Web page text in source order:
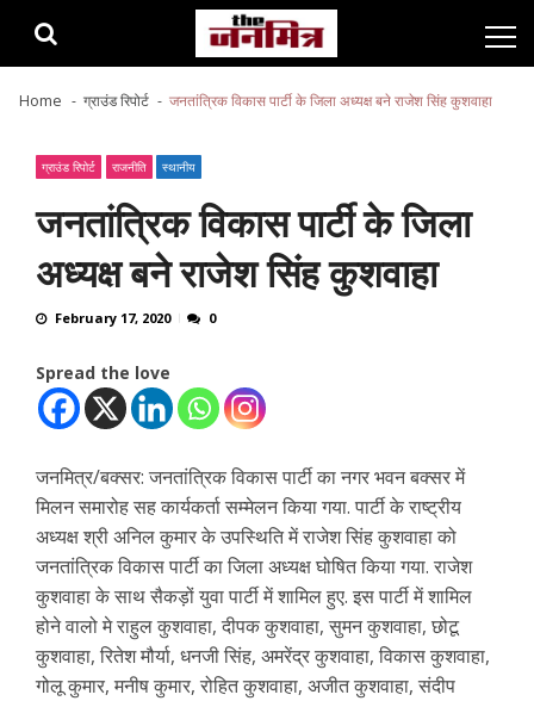
Home ग्राउंड रिपोर्ट जनतांत्रिक विकास पार्टी के जिला अध्यक्ष बने राजेश सिंह कुशवाहा
ग्राउंड रिपोर्ट राजनीति स्थानीय
जनतांत्रिक विकास पार्टी के जिला
अध्यक्ष बने राजेश सिंह कुशवाहा
February 17, 2020 0
Spread the love
जनमित्र/बक्सर: जनतांत्रिक विकास पार्टी का नगर भवन बक्सर में
मिलन समारोह सह कार्यकर्ता सम्मेलन किया गया. पार्टी के राष्ट्रीय
अध्यक्ष श्री अनिल कुमार के उपस्थिति में राजेश सिंह कुशवाहा को
जनतांत्रिक विकास पार्टी का जिला अध्यक्ष घोषित किया गया. राजेश
कुशवाहा के साथ सैकड़ों युवा पार्टी में शामिल हुए. इस पार्टी में शामिल
होने वालो मे राहुल कुशवाहा, दीपक कुशवाहा, सुमन कुशवाहा, छोटू
कुशवाहा, रितेश मौर्या, धनजी सिंह, अमरेंद्र कुशवाहा, विकास कुशवाहा,
गोलू कुमार, मनीष कुमार, रोहित कुशवाहा, अजीत कुशवाहा, संदीप